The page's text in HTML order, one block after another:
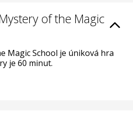
of the Magic
Magic School je úniková hra
je 60 minut.